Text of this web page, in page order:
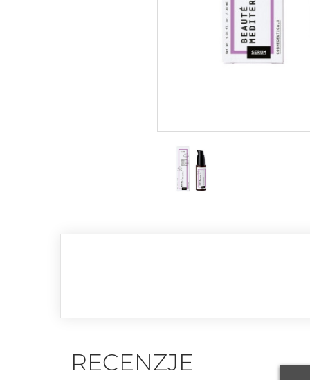
RECENZJE